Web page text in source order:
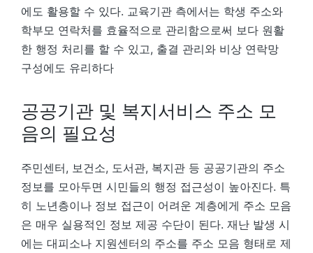
에도 활용할 수 있다. 교육기관 측에서는 학생 주소와
학부모 연락처를 효율적으로 관리함으로써 보다 원활
한 행정 처리를 할 수 있고, 출결 관리와 비상 연락망
구성에도 유리하다
공공기관 및 복지서비스 주소 모
음의 필요성
주민센터, 보건소, 도서관, 복지관 등 공공기관의 주소
정보를 모아두면 시민들의 행정 접근성이 높아진다. 특
히 노년층이나 정보 접근이 어려운 계층에게 주소 모음
은 매우 실용적인 정보 제공 수단이 된다. 재난 발생 시
에는 대피소나 지원센터의 주소를 주소 모음 형태로 제